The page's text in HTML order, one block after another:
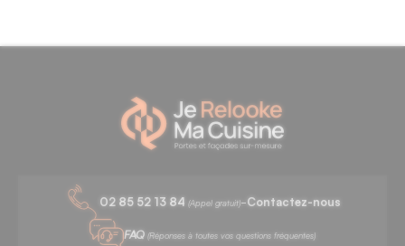
02 85 52 13 84 (Appel gratuit)-Contactez-nous
FAQ (Réponses à toutes vos questions fréquentes)